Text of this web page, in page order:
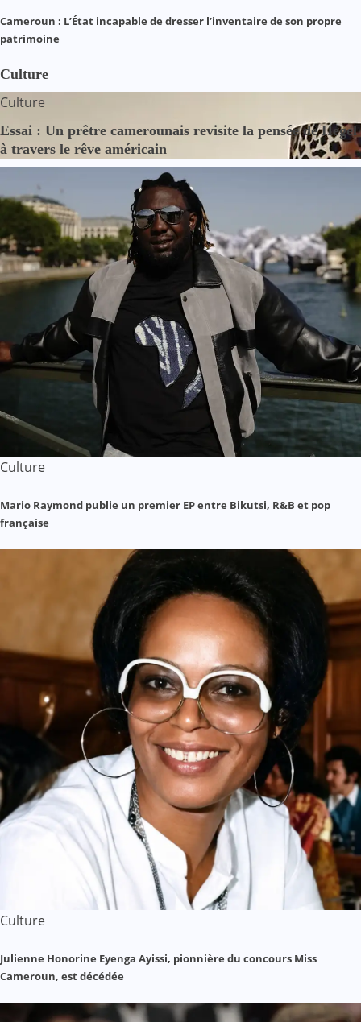
Cameroun : L’État incapable de dresser l’inventaire de son propre
patrimoine
Culture
Culture
Essai : Un prêtre camerounais revisite la pensée de Hegel
à travers le rêve américain
Culture
Mario Raymond publie un premier EP entre Bikutsi, R&B et pop
française
Culture
Julienne Honorine Eyenga Ayissi, pionnière du concours Miss
Cameroun, est décédée